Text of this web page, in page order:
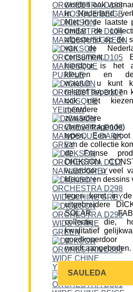
worden ook
in Nederland
Niet in de laatste
omdat de
afgestemd op de
van de
consument.
hierdoor is het
kleuren en
waaruit u kunt
relatief beperkt en
ook niet
meerdere
vlamvertragende)
typen. Een groot
van de collectie
de Franse
DICKSON
waardoor u veel
kleuren en dessins
tegen komt in de
uitgebreidere
SOLAR
collectie die,
kwalitatief
wordt aangeboden.
SAULEDA